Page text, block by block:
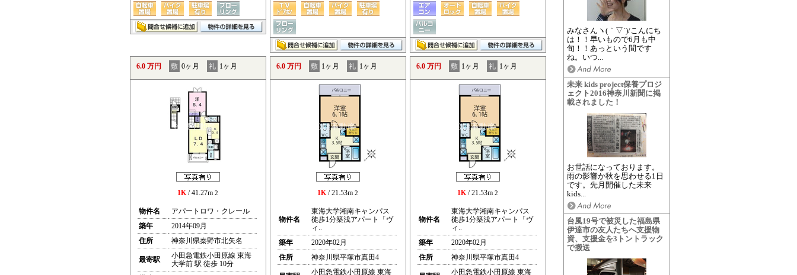
みなさんヽ(｀▽´)/こんにち
は！！早いもので6月も中
旬！！あっという間です
ね。いつ...
未来 kids project保養プロジ
ェクト2016神奈川新聞に掲
載されました！
お世話になっております。
雨の影響か秋を思わせる1日
です。先月開催した未来
kids...
台風19号で被災した福島県
伊達市の友人たちへ支援物
資、支援金を3トントラック
で搬送
6.0 万円 敷 0ヶ月 礼 1ヶ月
1K/ 41.27m 2
物件名
アパートロワ・クレール
築年
2014年09月
住所
神奈川県秦野市北矢名
最寄駅
小田急電鉄小田原線 東海
大学前 駅 徒歩 10分
6.0 万円 敷 1ヶ月 礼 1ヶ月
1K/ 21.53m 2
物件名
東海大学湘南キャンパス
徒歩1分築浅アパート「ヴ
ィ..
築年
2020年02月
住所
神奈川県平塚市真田4
小田急電鉄小田原線 東海
6.0 万円 敷 1ヶ月 礼 1ヶ月
1K/ 21.53m 2
物件名
東海大学湘南キャンパス
徒歩1分築浅アパート「ヴ
ィ..
築年
2020年02月
住所
神奈川県平塚市真田4
小田急電鉄小田原線 東海